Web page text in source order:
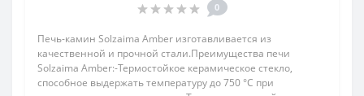
0
Печь-камин Solzaima Amber изготавливается из
качественной и прочной стали.Преимущества печи
Solzaima Amber:-Термостойкое керамическое стекло,
способное выдержать температуру до 750 °C при